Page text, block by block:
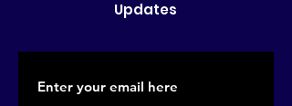
Updates